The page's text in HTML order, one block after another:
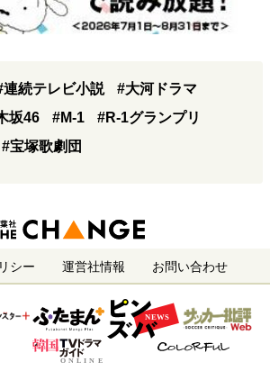
連続テレビ小説
#大河ドラマ
坂46 #M-1
#R-1グランプリ
#宝塚歌劇団
シー 運営社情報 お問い合わせ